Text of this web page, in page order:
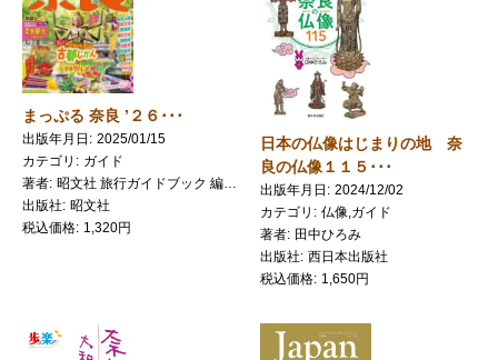
まっぷる 奈良 ’２６･･･
出版年月日
2025/01/15
カテゴリ
ガイド
著者
出版社
昭文社
税込価格
1,320円
日本の仏像はじまりの地 奈
良の仏像１１５･･･
出版年月日
2024/12/02
カテゴリ
仏像,ガイド
著者
田中ひろみ
出版社
西日本出版社
税込価格
1,650円